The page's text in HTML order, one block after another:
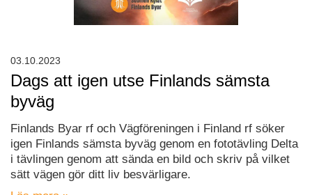
Dags att igen utse Finlands sämsta
byväg
Finlands Byar rf och Vägföreningen i Finland rf söker
igen Finlands sämsta byväg genom en fototävling Delta
i tävlingen genom att sända en bild och skriv på vilket
sätt vägen gör ditt liv besvärligare.
03.10.2023